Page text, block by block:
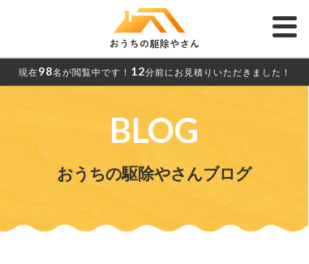
現在98名が閲覧中です！ 12分前にお見積りいただきました！
BLOG
おうちの駆除やさんブログ